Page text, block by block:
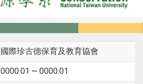
國際珍古德保育及教育協會
0000.01 ~ 0000.01